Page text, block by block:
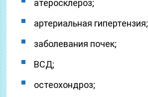
атеросклероз;
артериальная гипертензия;
заболевания почек;
ВСД;
остеохондроз;